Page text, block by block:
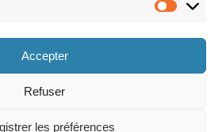
Accepter
Refuser
les préférences
le vendredi 8h30-12h et 13h30-17h,